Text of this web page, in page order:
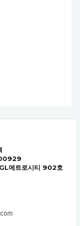
메트로시티 902호